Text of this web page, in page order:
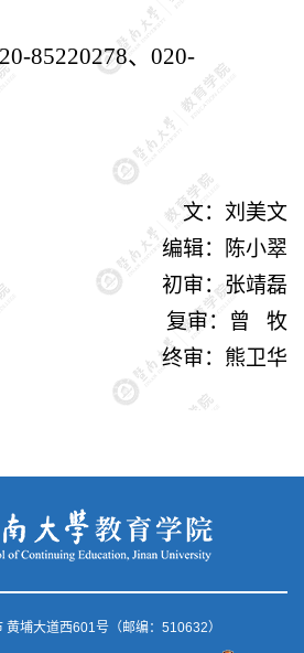
85220278、020-
文： 刘美文
编辑：陈小翠
初审：张靖磊
复审：曾 牧
终审：熊卫华
黄埔大道西601号（邮编：510632）